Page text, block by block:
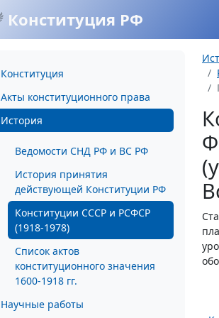
Конституция РФ
Конституция
Акты конституционного права
История
Ведомости СНД РФ и ВС РФ
История принятия
действующей Конституции РФ
Конституции СССР и РСФСР
(1918-1978)
Список актов
конституционного значения
1600-1918 гг.
Научные работы